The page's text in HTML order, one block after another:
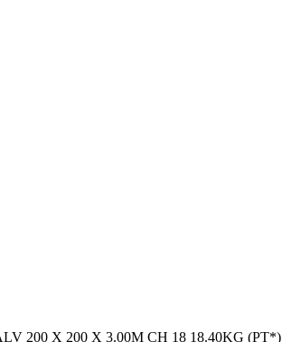
200 X 200 X 3.00M CH 18 18.40KG (PT*)